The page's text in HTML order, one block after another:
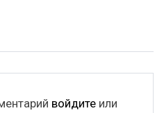
войдите или